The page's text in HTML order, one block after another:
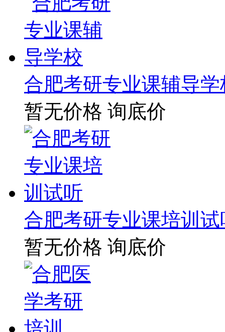
合肥考研专业课辅导学
暂无价格 询底价
合肥考研专业课培训试
暂无价格 询底价